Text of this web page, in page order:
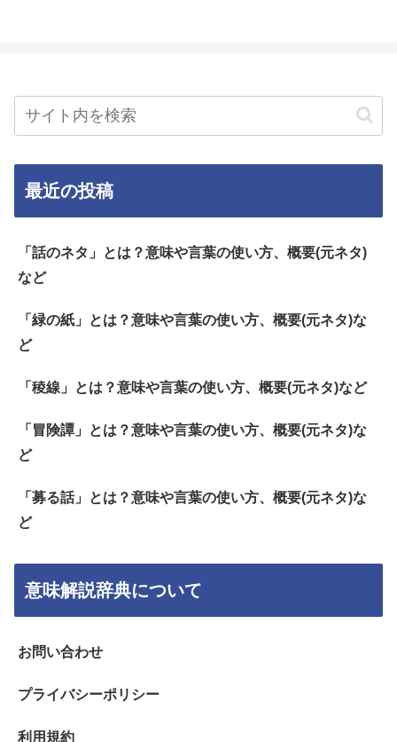
最近の投稿
「話のネタ」とは？意味や言葉の使い方、概要(元ネタ)
など
「緑の紙」とは？意味や言葉の使い方、概要(元ネタ)な
ど
「稜線」とは？意味や言葉の使い方、概要(元ネタ)など
「冒険譚」とは？意味や言葉の使い方、概要(元ネタ)な
ど
「募る話」とは？意味や言葉の使い方、概要(元ネタ)な
ど
意味解説辞典について
お問い合わせ
プライバシーポリシー
利用規約